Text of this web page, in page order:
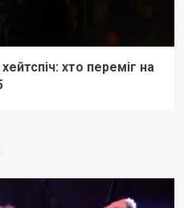
хейтспіч: хто переміг на